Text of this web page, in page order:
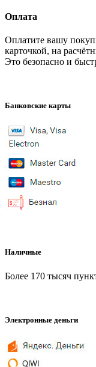
Оплата
Оплатите вашу
карточкой, на
Это безопасно и
Банковские карты
Наличные
Более 170 тысяч
Электронные деньги